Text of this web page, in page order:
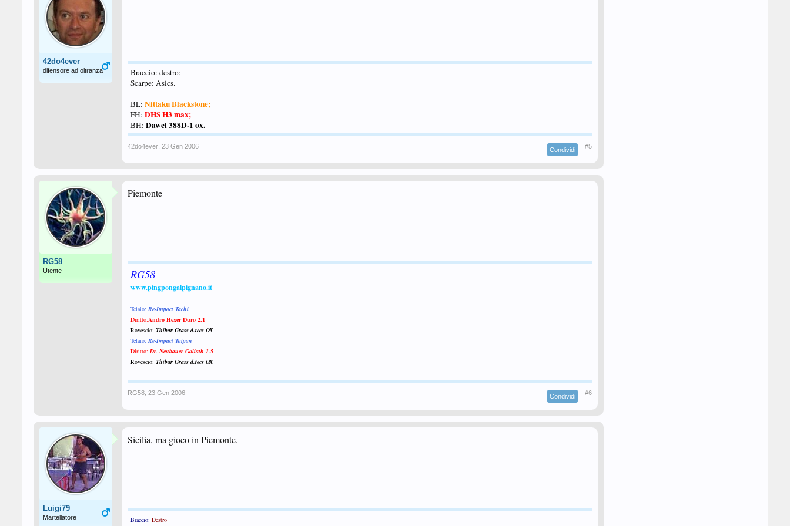
42do4ever
difensore ad oltranza
Braccio: destro;
Scarpe: Asics.
BL: Nittaku Blackstone;
FH: DHS H3 max;
BH: Dawei 388D-1 ox.
42do4ever 23 Gen 2006 Condividi #5
RG58
Utente
Piemonte
RG58
www.pingpongalpignano.it
Telaio: Re-Impact Tachi
Diritto:Andro Hexer Duro 2.1
Rovescio: Thibar Grass d.tecs OX
Telaio: Re-Impact Taipan
Diritto: Dr. Neubauer Goliath 1.5
Rovescio: Thibar Grass d.tecs OX
RG58 23 Gen 2006 Condividi #6
Luigi79
Martellatore
Sicilia, ma gioco in Piemonte.
Braccio: Destro